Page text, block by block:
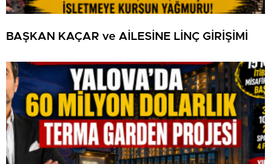
BAŞKAN KAÇAR ve AİLESİNE LİNÇ GİRİŞİMİ